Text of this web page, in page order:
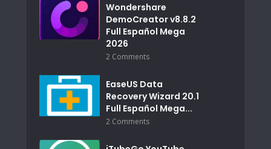
Wondershare
DemoCreator v8.8.2
Full Español Mega
2026
2 Comments
EaseUS Data
Recovery Wizard 20.1
Full Español Mega...
2 Comments